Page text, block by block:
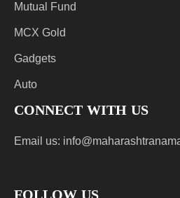
Mutual Fund
MCX Gold
Gadgets
Auto
CONNECT WITH US
Email us: